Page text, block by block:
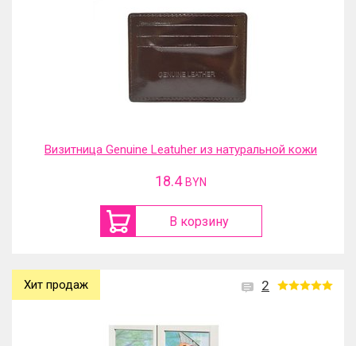
Визитница Genuine Leatuher из натуральной кожи
18.4 BYN
В корзину
2
Хит продаж